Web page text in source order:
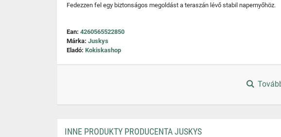
Fedezzen fel egy biztonságos megoldást a teraszán lévő stabil napernyőhöz.
Ean: 4260565522850
Márka: Juskys
Eladó: Kokiskashop
INNE PRODUKTY PRODUCENTA JUSKYS